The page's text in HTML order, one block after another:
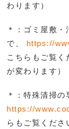
わります）
＊：ゴミ屋敷
で、 https://
こち らもご覧く
が変わります）
＊：特殊清掃の
https://
らもご覧くださ